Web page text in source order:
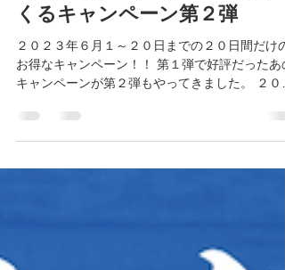
渡辺智弘
【坂戸市】PayPay３０％戻って
くるキャンペーン第２弾
２０２３年６月１～２０日までの２０日間だけの
お得なキャンペーン！！ 第１弾で好評だったあ